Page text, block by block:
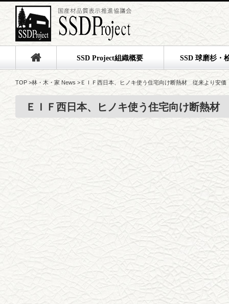
SSD Project組織概要 SSD 球磨杉・
TOP >林・木・家 News > ＥＩＦ西日本、ヒノキ使う住宅向け断熱材 従来より安価
ＥＩＦ西日本、ヒノキ使う住宅向け断熱